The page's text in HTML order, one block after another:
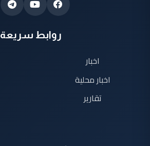
روابط سريعة
اخبار
اخبار محلية
تقارير